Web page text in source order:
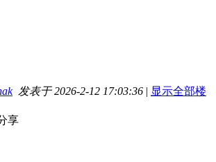
发表于 2026-2-12 17:03:36 | 显示全部楼
享